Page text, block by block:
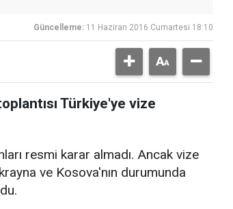
Güncelleme: 11 Haziran 2016 Cumartesi 18:10
Türkiye'ye vize
resmi karar almadı. Ancak vize
ve Kosova'nın durumunda